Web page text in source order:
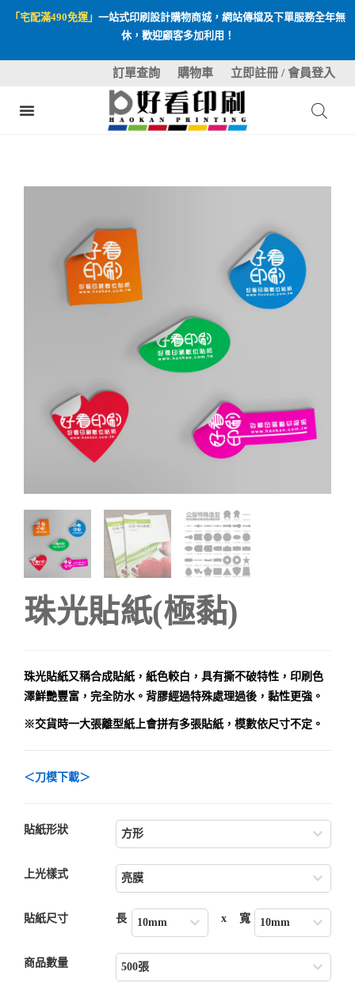
「宅配滿490免運」 一站式印刷設計購物商城，網站傳檔及下單服務全年無
休，歡迎顧客多加利用！
訂單查詢 購物車 立即註冊 / 會員登入
珠光貼紙(極黏)
珠光貼紙又稱合成貼紙，紙色較白，具有撕不破特性，印刷色
澤鮮艷豐富，完全防水。背膠經過特殊處理過後，黏性更強。
※交貨時一大張離型紙上會拼有多張貼紙，模數依尺寸不定。
＜刀模下載＞
貼紙形狀
上光樣式
貼紙尺寸 長 x 寬
商品數量